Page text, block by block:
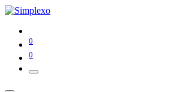
0
0